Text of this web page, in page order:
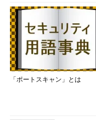
「ポートスキャン」とは